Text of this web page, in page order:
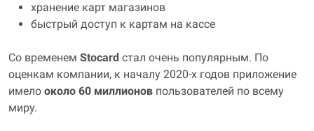
хранение карт магазинов
быстрый доступ к картам на кассе
Со временем Stocard стал очень популярным. По
оценкам компании, к началу 2020-х годов приложение
имело около 60 миллионов пользователей по всему
миру.